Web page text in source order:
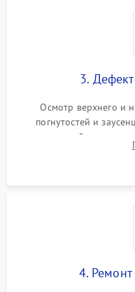
3.
Осмотр верхнего и
погнутостей и
кромок ножей,
и механизма
4.